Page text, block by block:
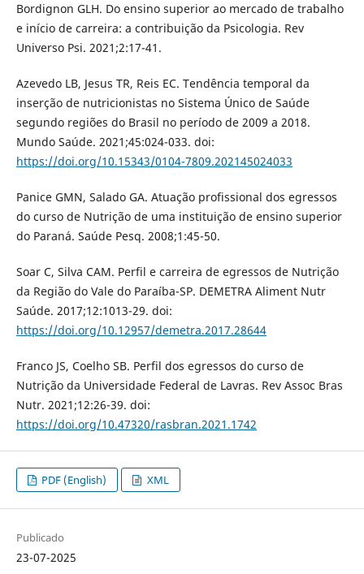
Bordignon GLH. Do ensino superior ao mercado de trabalho
e início de carreira: a contribuição da Psicologia. Rev
Universo Psi. 2021;2:17-41.
Azevedo LB, Jesus TR, Reis EC. Tendência temporal da
inserção de nutricionistas no Sistema Único de Saúde
segundo regiões do Brasil no período de 2009 a 2018.
Mundo Saúde. 2021;45:024-033. doi:
https://doi.org/10.15343/0104-7809.202145024033
Panice GMN, Salado GA. Atuação profissional dos egressos
do curso de Nutrição de uma instituição de ensino superior
do Paraná. Saúde Pesq. 2008;1:45-50.
Soar C, Silva CAM. Perfil e carreira de egressos de Nutrição
da Região do Vale do Paraíba-SP. DEMETRA Aliment Nutr
Saúde. 2017;12:1013-29. doi:
https://doi.org/10.12957/demetra.2017.28644
Franco JS, Coelho SB. Perfil dos egressos do curso de
Nutrição da Universidade Federal de Lavras. Rev Assoc Bras
Nutr. 2021;12:26-39. doi:
https://doi.org/10.47320/rasbran.2021.1742
PDF (English) XML
Publicado
23-07-2025